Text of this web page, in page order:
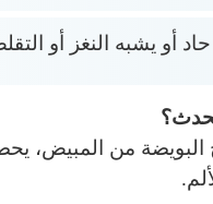
حاد أو يشبه النغز أو
البويضة من المبيض،